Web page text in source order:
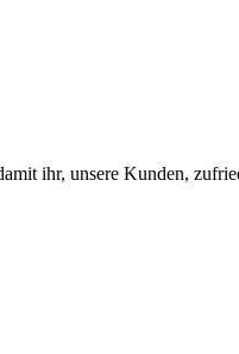
ihr, unsere Kunden,